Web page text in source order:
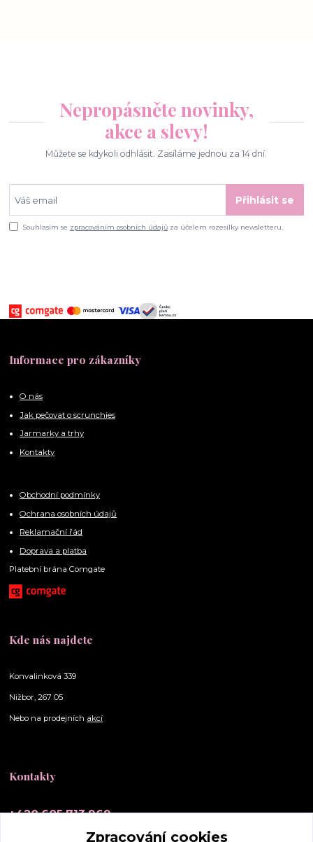
Nepropásněte novinky,
akce a slevy!
Můžete se kdykoli odhlásit. Zasíláme jednou za 14 dní.
Přihlásit se
Souhlasím se zpracováním osobních údajů za účelem rozesílky newsletteru.
Informace pro zákazníky
O nás
Jak pečovat o scrunchies
Jarmarky a trhy
Kontakty
Obchodní podmínky
Ochrana osobních údajů
Reklamační řád
Doprava a platba
Platební brána Comgate
Kde nás najdete
Konvalinková 339
Nižbor, 267 05
Nebo na prodejních akcí
Kontakty
+420 605 713 969
Zpracování cookies